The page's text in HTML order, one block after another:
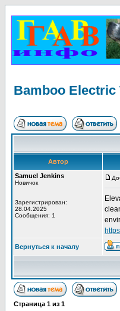
Bamboo Electric
Автор
Samuel Jenkins
Новичок
Зарегистрирован:
28.04.2025
Сообщения: 1
Вернуться к началу
Страница 1 из 1